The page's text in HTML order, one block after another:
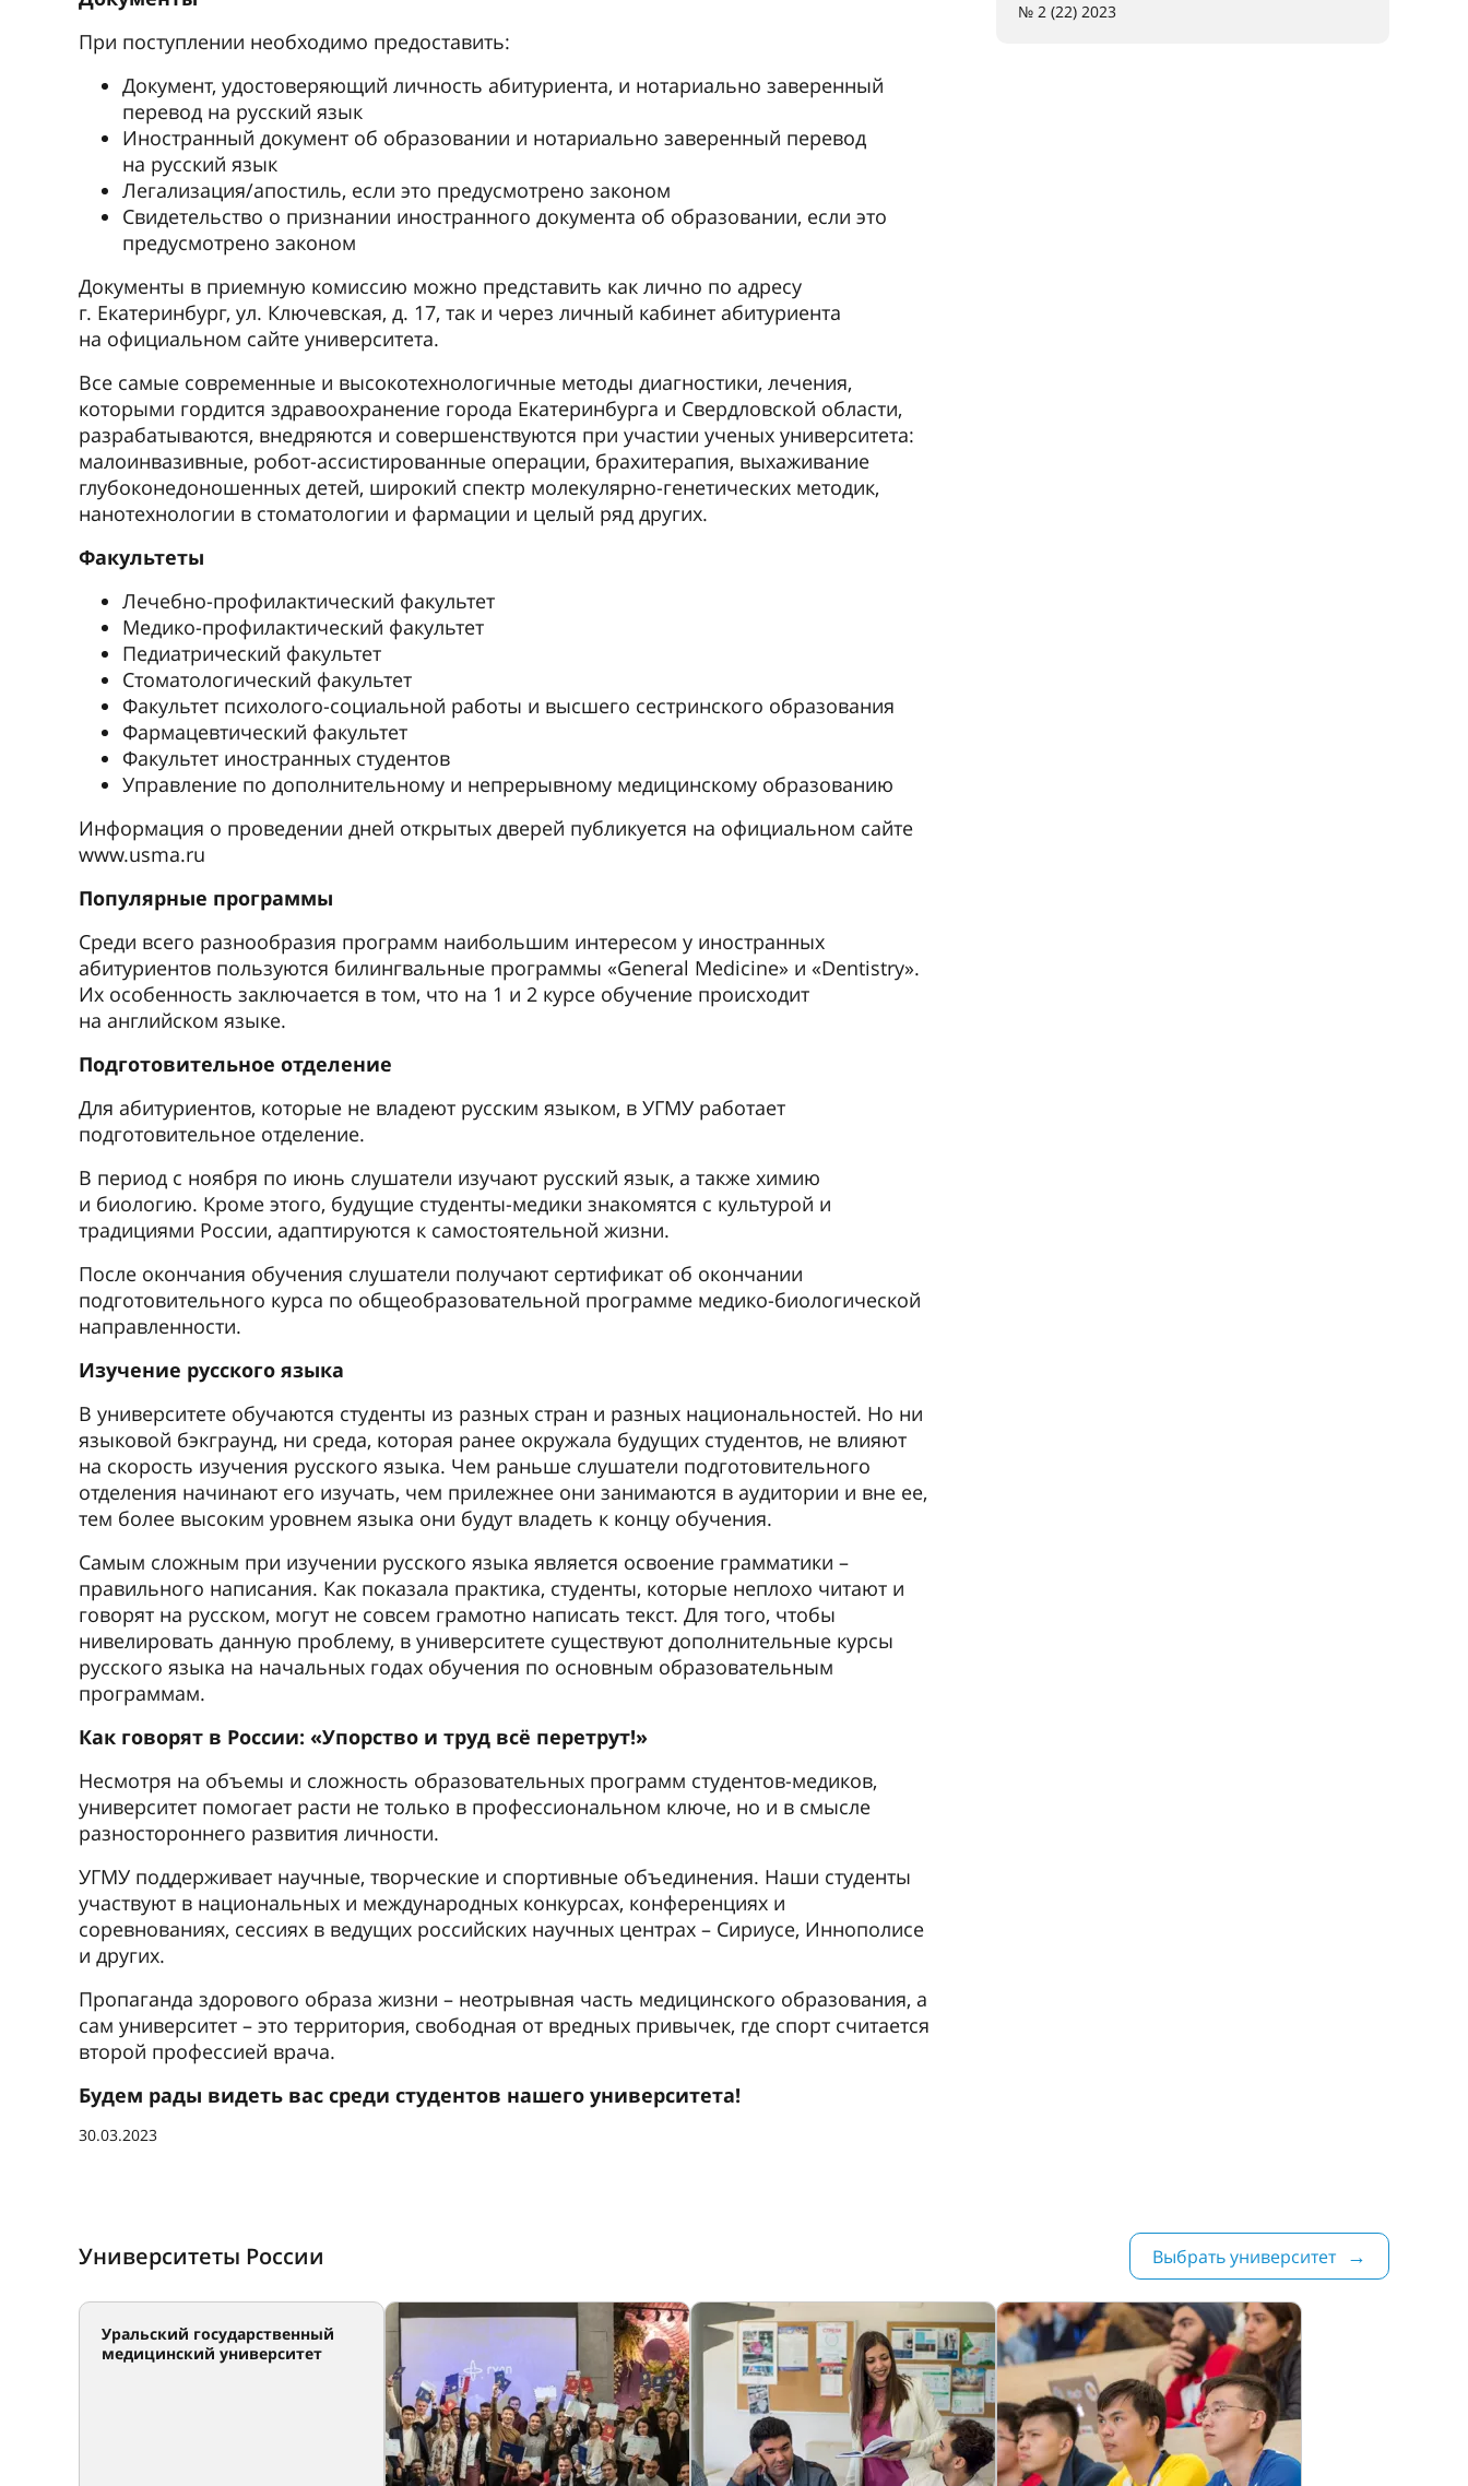
При поступлении необходимо предоставить:
Документ, удостоверяющий личность абитуриента, и нотариально заверенный
перевод на русский язык
Иностранный документ об образовании и нотариально заверенный перевод
на русский язык
Легализация/апостиль, если это предусмотрено законом
Свидетельство о признании иностранного документа об образовании, если это
предусмотрено законом
Документы в приемную комиссию можно представить как лично по адресу
г. Екатеринбург, ул. Ключевская, д. 17, так и через личный кабинет абитуриента
на официальном сайте университета.
Все самые современные и высокотехнологичные методы диагностики, лечения,
которыми гордится здравоохранение города Екатеринбурга и Свердловской области,
разрабатываются, внедряются и совершенствуются при участии ученых университета:
малоинвазивные, робот-ассистированные операции, брахитерапия, выхаживание
глубоконедоношенных детей, широкий спектр молекулярно-генетических методик,
нанотехнологии в стоматологии и фармации и целый ряд других.
Факультеты
Лечебно-профилактический факультет
Медико-профилактический факультет
Педиатрический факультет
Стоматологический факультет
Факультет психолого-социальной работы и высшего сестринского образования
Фармацевтический факультет
Факультет иностранных студентов
Управление по дополнительному и непрерывному медицинскому образованию
Информация о проведении дней открытых дверей публикуется на официальном сайте
www.usma.ru
Популярные программы
Среди всего разнообразия программ наибольшим интересом у иностранных
абитуриентов пользуются билингвальные программы «General Medicine» и «Dentistry».
Их особенность заключается в том, что на 1 и 2 курсе обучение происходит
на английском языке.
Подготовительное отделение
Для абитуриентов, которые не владеют русским языком, в УГМУ работает
подготовительное отделение.
В период с ноября по июнь слушатели изучают русский язык, а также химию
и биологию. Кроме этого, будущие студенты-медики знакомятся с культурой и
традициями России, адаптируются к самостоятельной жизни.
После окончания обучения слушатели получают сертификат об окончании
подготовительного курса по общеобразовательной программе медико-биологической
направленности.
Изучение русского языка
В университете обучаются студенты из разных стран и разных национальностей. Но ни
языковой бэкграунд, ни среда, которая ранее окружала будущих студентов, не влияют
на скорость изучения русского языка. Чем раньше слушатели подготовительного
отделения начинают его изучать, чем прилежнее они занимаются в аудитории и вне ее,
тем более высоким уровнем языка они будут владеть к концу обучения.
Самым сложным при изучении русского языка является освоение грамматики –
правильного написания. Как показала практика, студенты, которые неплохо читают и
говорят на русском, могут не совсем грамотно написать текст. Для того, чтобы
нивелировать данную проблему, в университете существуют дополнительные курсы
русского языка на начальных годах обучения по основным образовательным
программам.
Как говорят в России: «Упорство и труд всё перетрут!»
Несмотря на объемы и сложность образовательных программ студентов-медиков,
университет помогает расти не только в профессиональном ключе, но и в смысле
разностороннего развития личности.
УГМУ поддерживает научные, творческие и спортивные объединения. Наши студенты
участвуют в национальных и международных конкурсах, конференциях и
соревнованиях, сессиях в ведущих российских научных центрах – Сириусе, Иннополисе
и других.
Пропаганда здорового образа жизни – неотрывная часть медицинского образования, а
сам университет – это территория, свободная от вредных привычек, где спорт считается
второй профессией врача.
Будем рады видеть вас среди студентов нашего университета!
30.03.2023
№ 2 (22) 2023
Университеты России Выбрать университет
Уральский государственный
медицинский университет